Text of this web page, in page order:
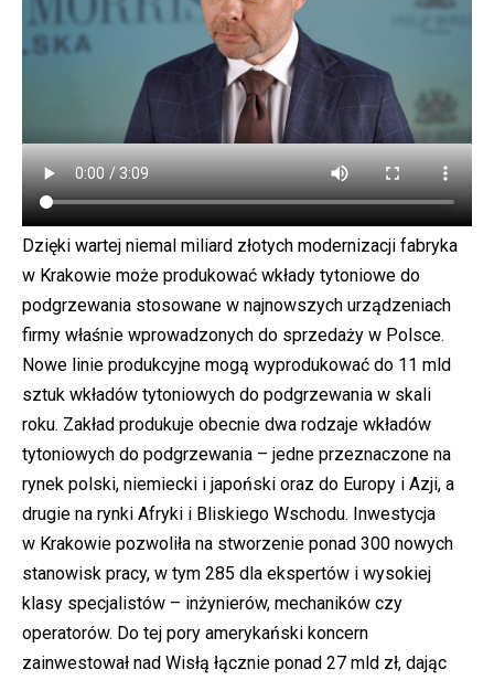
Dzięki wartej niemal miliard złotych modernizacji fabryka
w Krakowie może produkować wkłady tytoniowe do
podgrzewania stosowane w najnowszych urządzeniach
firmy właśnie wprowadzonych do sprzedaży w Polsce.
Nowe linie produkcyjne mogą wyprodukować do 11 mld
sztuk wkładów tytoniowych do podgrzewania w skali
roku. Zakład produkuje obecnie dwa rodzaje wkładów
tytoniowych do podgrzewania – jedne przeznaczone na
rynek polski, niemiecki i japoński oraz do Europy i Azji, a
drugie na rynki Afryki i Bliskiego Wschodu. Inwestycja
w Krakowie pozwoliła na stworzenie ponad 300 nowych
stanowisk pracy, w tym 285 dla ekspertów i wysokiej
klasy specjalistów – inżynierów, mechaników czy
operatorów. Do tej pory amerykański koncern
zainwestował nad Wisłą łącznie ponad 27 mld zł, dając